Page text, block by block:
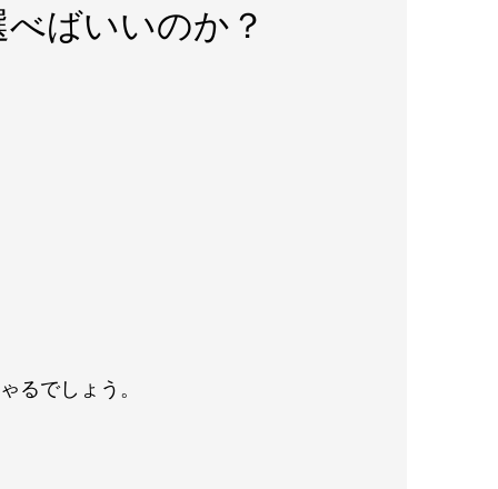
ばいいのか？
るでしょう。